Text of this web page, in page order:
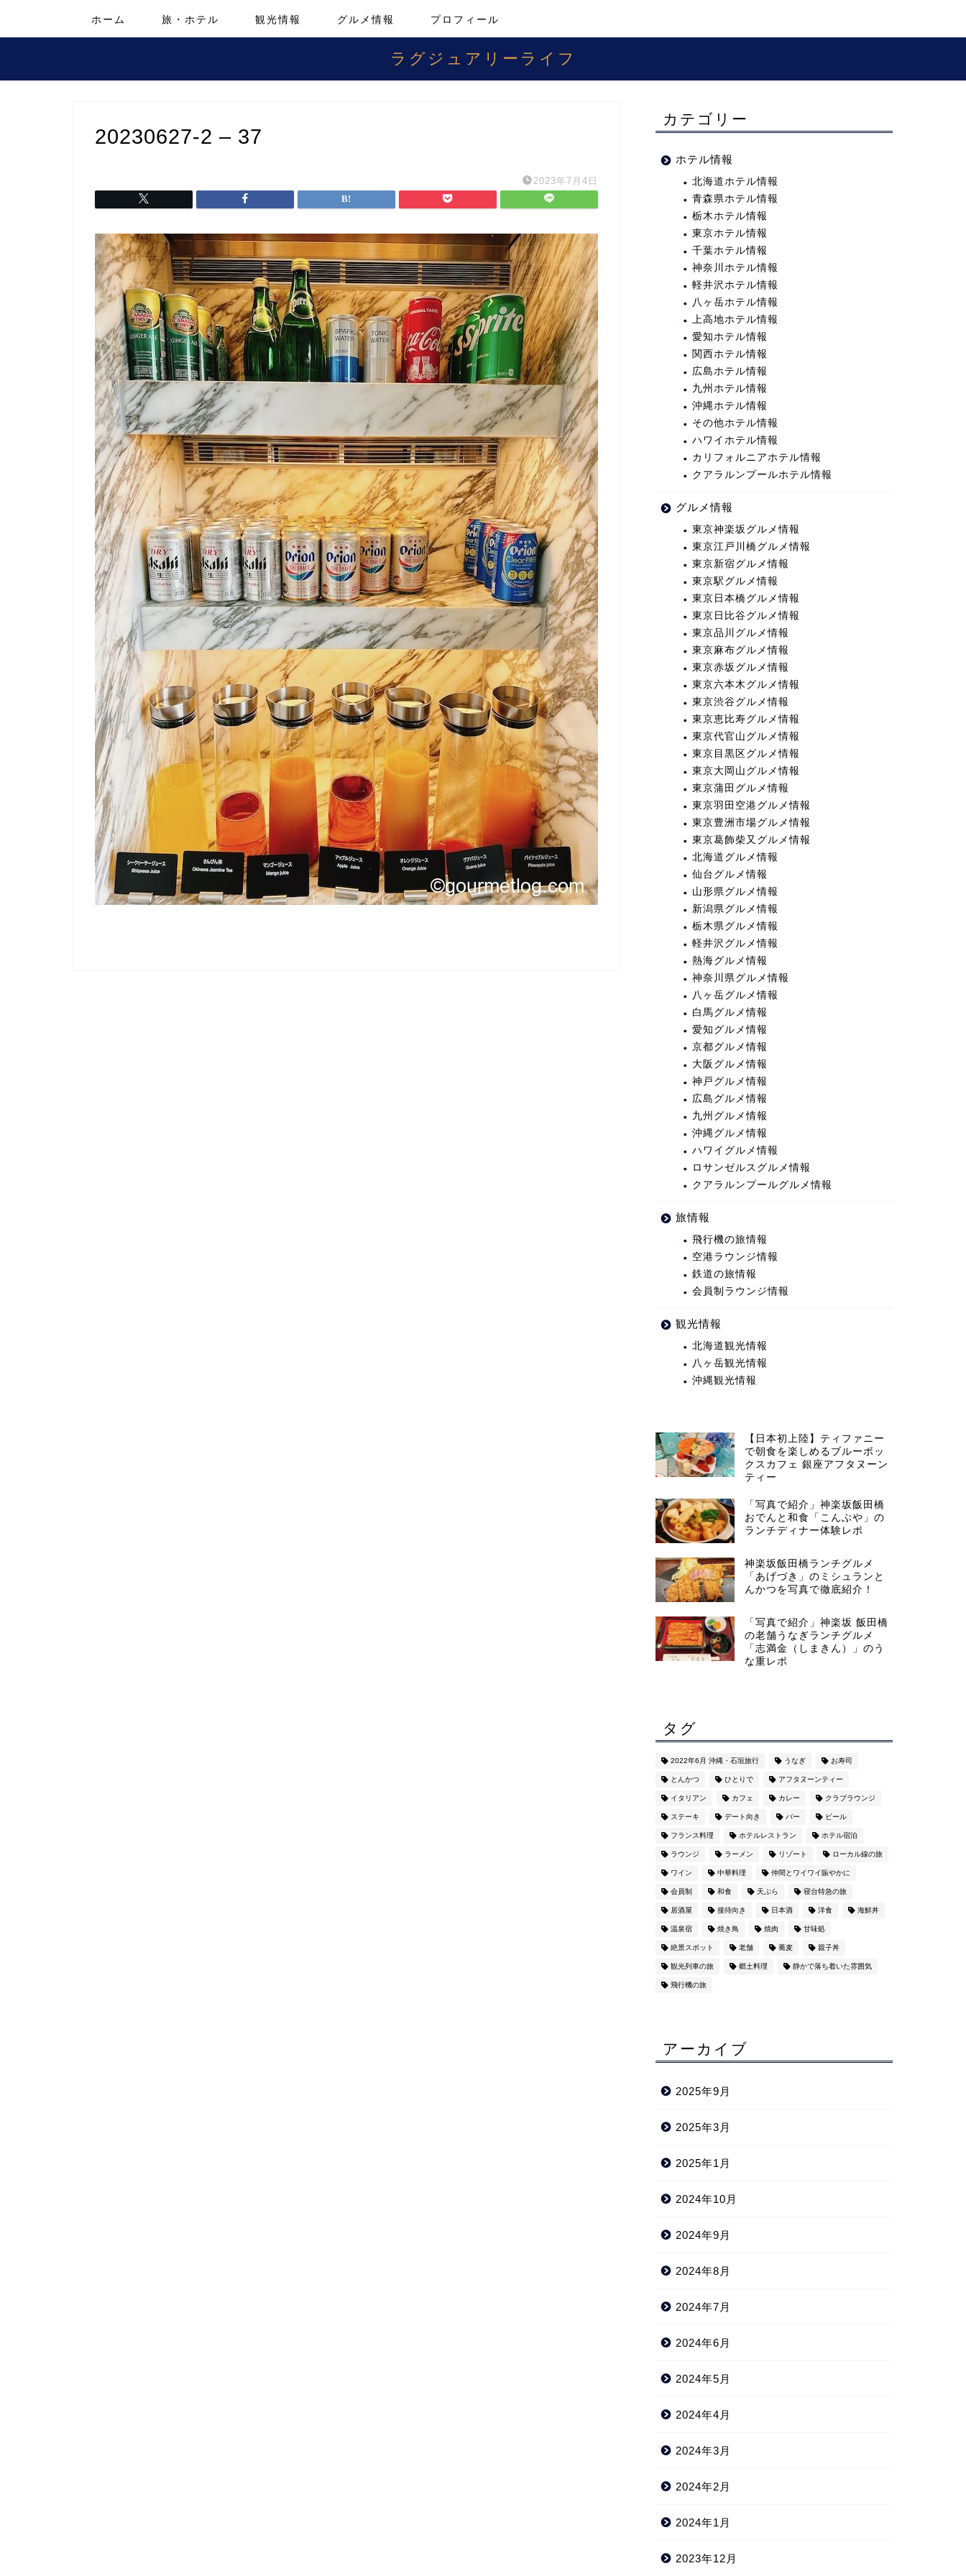
ホーム 旅・ホテル 観光情報 グルメ情報 プロフィール
ラグジュアリーライフ
20230627-2 – 37
2023年7月4日
カテゴリー
ホテル情報
北海道ホテル情報
青森県ホテル情報
栃木ホテル情報
東京ホテル情報
千葉ホテル情報
神奈川ホテル情報
軽井沢ホテル情報
八ヶ岳ホテル情報
上高地ホテル情報
愛知ホテル情報
関西ホテル情報
広島ホテル情報
九州ホテル情報
沖縄ホテル情報
その他ホテル情報
ハワイホテル情報
カリフォルニアホテル情報
クアラルンプールホテル情報
グルメ情報
東京神楽坂グルメ情報
東京江戸川橋グルメ情報
東京新宿グルメ情報
東京駅グルメ情報
東京日本橋グルメ情報
東京日比谷グルメ情報
東京品川グルメ情報
東京麻布グルメ情報
東京赤坂グルメ情報
東京六本木グルメ情報
東京渋谷グルメ情報
東京恵比寿グルメ情報
東京代官山グルメ情報
東京目黒区グルメ情報
東京大岡山グルメ情報
東京蒲田グルメ情報
東京羽田空港グルメ情報
東京豊洲市場グルメ情報
東京葛飾柴又グルメ情報
北海道グルメ情報
仙台グルメ情報
山形県グルメ情報
新潟県グルメ情報
栃木県グルメ情報
軽井沢グルメ情報
熱海グルメ情報
神奈川県グルメ情報
八ヶ岳グルメ情報
白馬グルメ情報
愛知グルメ情報
京都グルメ情報
大阪グルメ情報
神戸グルメ情報
広島グルメ情報
九州グルメ情報
沖縄グルメ情報
ハワイグルメ情報
ロサンゼルスグルメ情報
クアラルンプールグルメ情報
旅情報
飛行機の旅情報
空港ラウンジ情報
鉄道の旅情報
会員制ラウンジ情報
観光情報
北海道観光情報
八ヶ岳観光情報
沖縄観光情報
【日本初上陸】ティファニー
で朝食を楽しめるブルーボッ
クスカフェ 銀座アフタヌーン
ティー
「写真で紹介」神楽坂飯田橋
おでんと和食「こんぶや」の
ランチディナー体験レポ
神楽坂飯田橋ランチグルメ
「あげづき」のミシュランと
んかつを写真で徹底紹介！
「写真で紹介」神楽坂 飯田橋
の老舗うなぎランチグルメ
「志満金（しまきん）」のう
な重レポ
タグ
2022年6月 沖縄・石垣旅行 うなぎ お寿司
とんかつ ひとりで アフタヌーンティー
イタリアン カフェ カレー クラブラウンジ
ステーキ デート向き バー ビール
フランス料理 ホテルレストラン ホテル宿泊
ラウンジ ラーメン リゾート ローカル線の旅
ワイン 中華料理 仲間とワイワイ賑やかに
会員制 和食 天ぷら 寝台特急の旅
居酒屋 接待向き 日本酒 洋食 海鮮丼
温泉宿 焼き鳥 焼肉 甘味処
絶景スポット 老舗 蕎麦 親子丼
観光列車の旅 郷土料理 静かで落ち着いた雰囲気
飛行機の旅
アーカイブ
2025年9月
2025年3月
2025年1月
2024年10月
2024年9月
2024年8月
2024年7月
2024年6月
2024年5月
2024年4月
2024年3月
2024年2月
2024年1月
2023年12月